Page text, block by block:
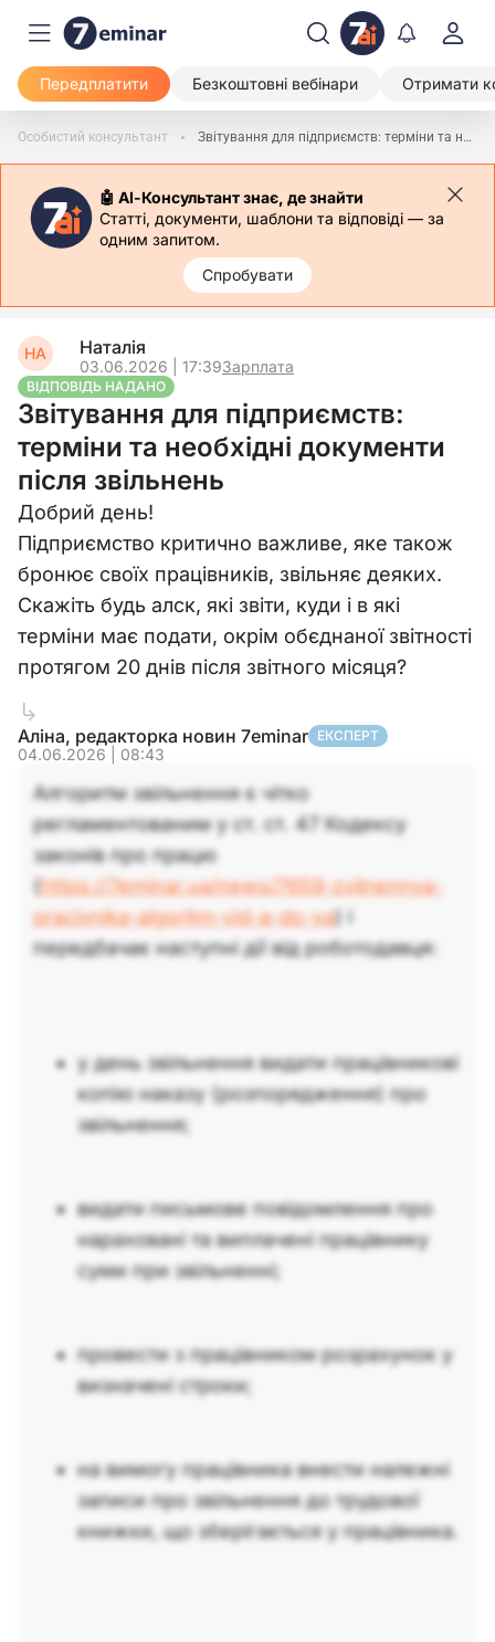
Передплатити Безкоштовні вебінари Отримати
Особистий консультант Звітування для підприємств: терміни та необхідні документи після звільнень
🤖 АІ-Консультант знає, де знайти
Статті, документи, шаблони та відповіді — за
одним запитом.
Спробувати
НА Наталія
03.06.2026 | 17:39Зарплата
ВІДПОВІДЬ НАДАНО
Звітування для підприємств:
терміни та необхідні документи
після звільнень
Добрий день!
Підприємство критично важливе, яке також
бронює своїх працівників, звільняє деяких.
Скажіть будь алск, які звіти, куди і в які
терміни має подати, окрім обєднаної звітності
протягом 20 днів після звітного місяця?
Аліна, редакторка новин 7eminar ЕКСПЕРТ
04.06.2026 | 08:43
Алгоритм звільнення є чітко
регламентованим у ст. ст. 47 Кодексу
законів про працю
(https://7eminar.ua/news/7659-zvilnennya-
pracivnika-algoritm-vid-a-do-ya) і
передбачає наступні дії від роботодавця:
у день звільнення видати працівникові
копію наказу (розпорядження) про
звільнення;
видати письмове повідомлення про
нараховані та виплачені працівнику
суми при звільненні;
провести з працівником розрахунок у
визначені строки;
на вимогу працівника внести належні
записи про звільнення до трудової
книжки, що зберігається у працівника.